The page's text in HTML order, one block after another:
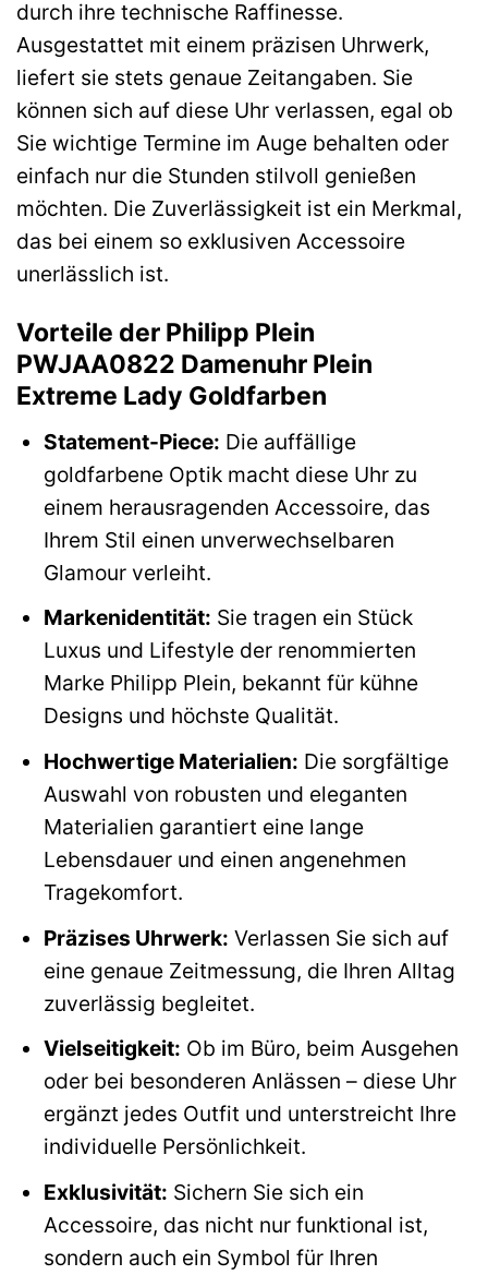
durch ihre technische Raffinesse.
Ausgestattet mit einem präzisen Uhrwerk,
liefert sie stets genaue Zeitangaben. Sie
können sich auf diese Uhr verlassen, egal ob
Sie wichtige Termine im Auge behalten oder
einfach nur die Stunden stilvoll genießen
möchten. Die Zuverlässigkeit ist ein Merkmal,
das bei einem so exklusiven Accessoire
unerlässlich ist.
Vorteile der Philipp Plein
PWJAA0822 Damenuhr Plein
Extreme Lady Goldfarben
Statement-Piece: Die auffällige
goldfarbene Optik macht diese Uhr zu
einem herausragenden Accessoire, das
Ihrem Stil einen unverwechselbaren
Glamour verleiht.
Markenidentität: Sie tragen ein Stück
Luxus und Lifestyle der renommierten
Marke Philipp Plein, bekannt für kühne
Designs und höchste Qualität.
Hochwertige Materialien: Die sorgfältige
Auswahl von robusten und eleganten
Materialien garantiert eine lange
Lebensdauer und einen angenehmen
Tragekomfort.
Präzises Uhrwerk: Verlassen Sie sich auf
eine genaue Zeitmessung, die Ihren Alltag
zuverlässig begleitet.
Vielseitigkeit: Ob im Büro, beim Ausgehen
oder bei besonderen Anlässen – diese Uhr
ergänzt jedes Outfit und unterstreicht Ihre
individuelle Persönlichkeit.
Exklusivität: Sichern Sie sich ein
Accessoire, das nicht nur funktional ist,
sondern auch ein Symbol für Ihren